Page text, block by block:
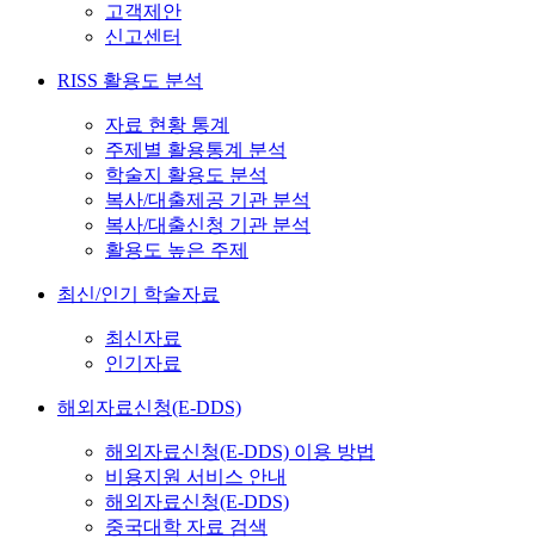
고객제안
신고센터
RISS 활용도 분석
자료 현황 통계
주제별 활용통계 분석
학술지 활용도 분석
복사/대출제공 기관 분석
복사/대출신청 기관 분석
활용도 높은 주제
최신/인기 학술자료
최신자료
인기자료
해외자료신청(E-DDS)
해외자료신청(E-DDS) 이용 방법
비용지원 서비스 안내
해외자료신청(E-DDS)
중국대학 자료 검색